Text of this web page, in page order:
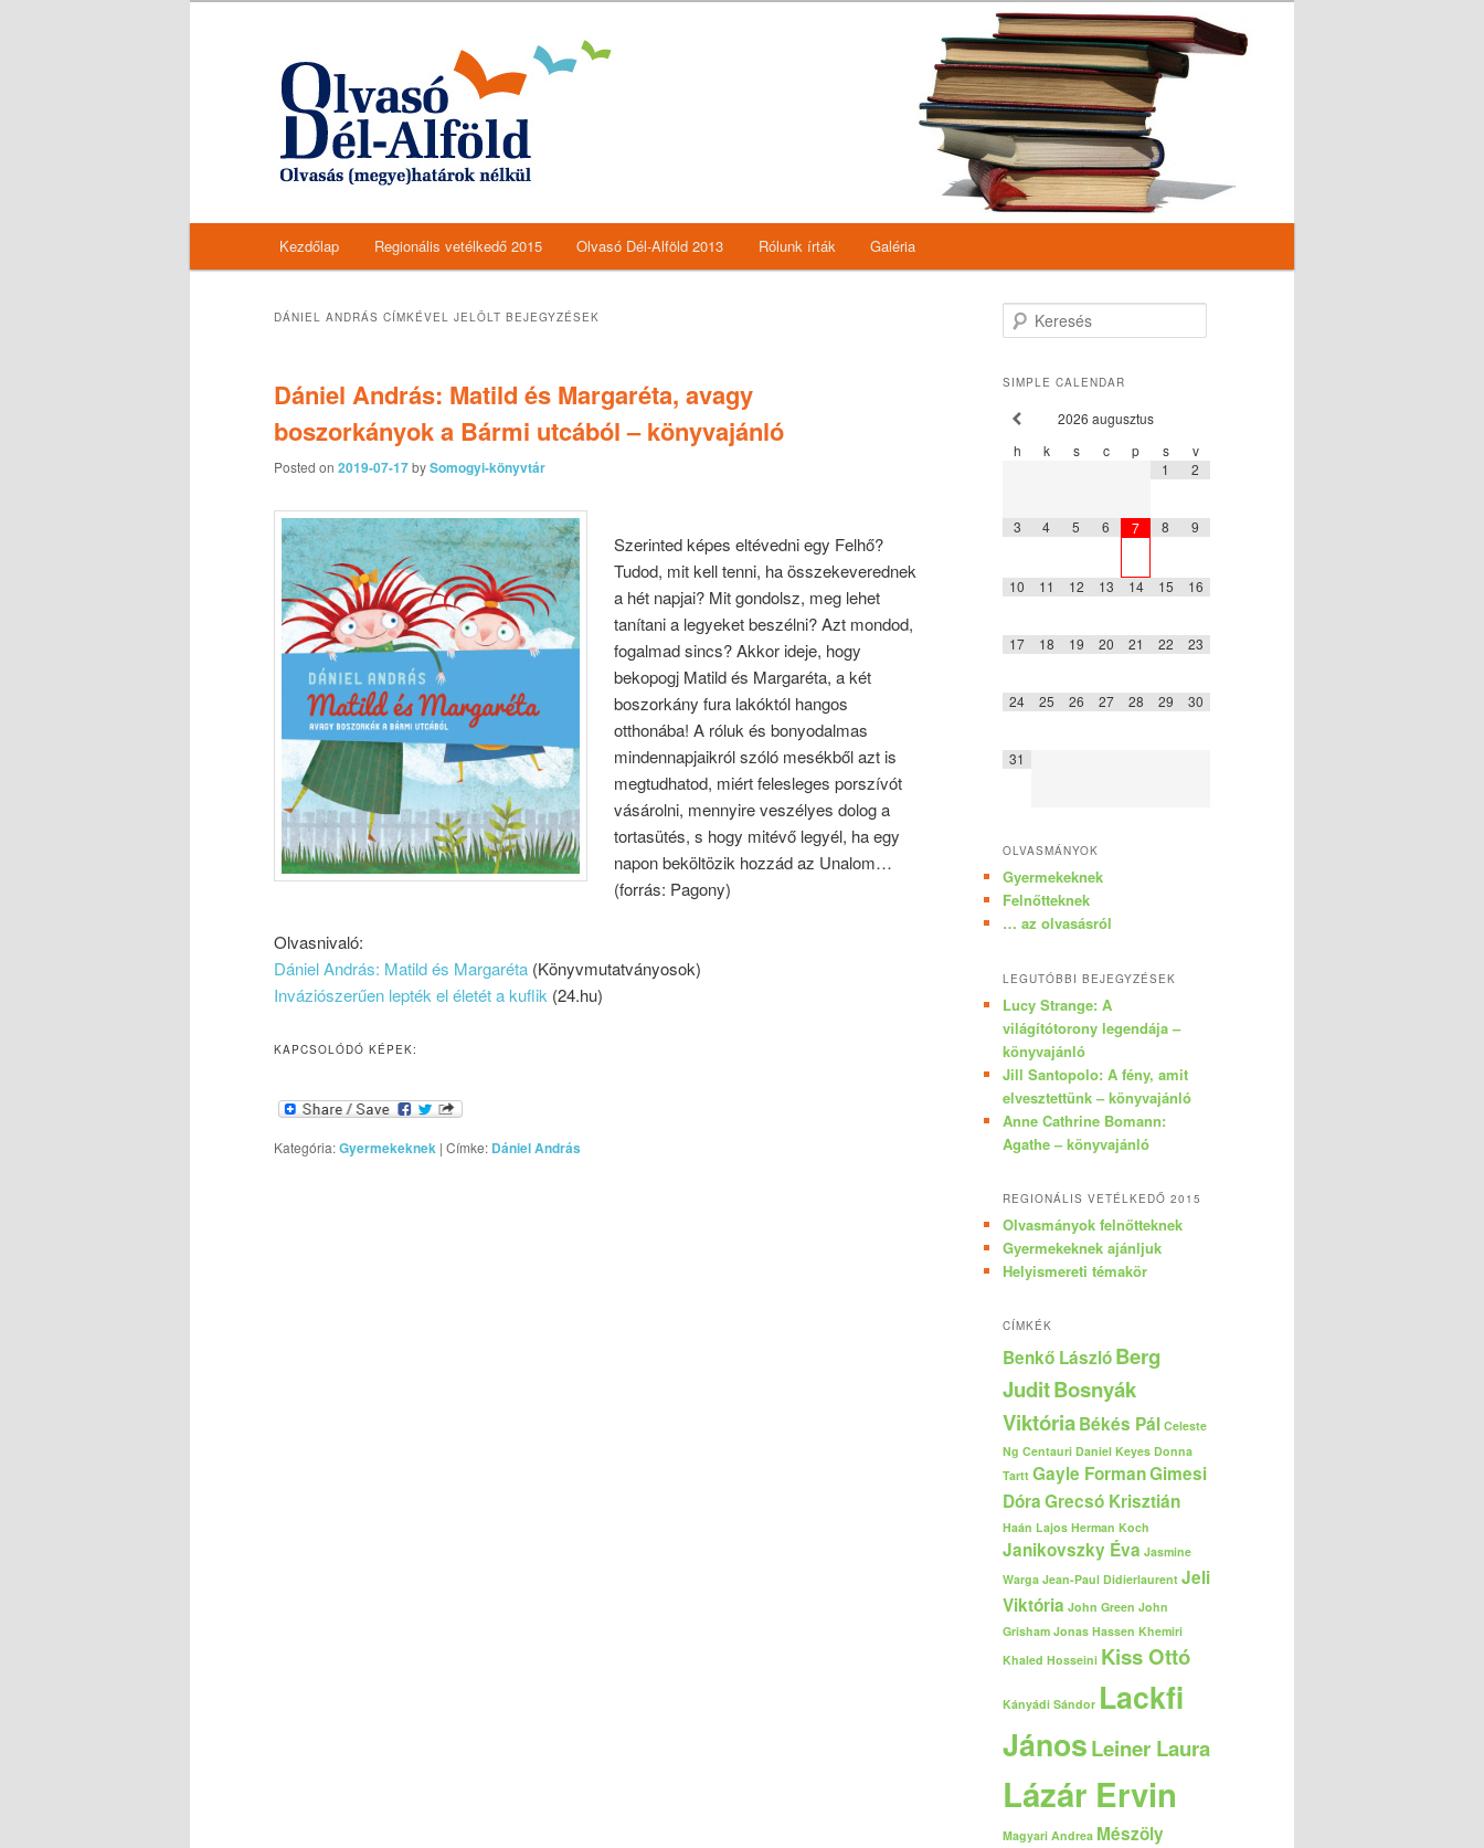
Olvasó Dél-Alföld
Tovább az elsődleges tartalomra
Tovább a másodlagos tartalomra
Kezdőlap Regionális vetélkedő 2015 Olvasó Dél-Alföld 2013 Rólunk írták Galéria
DÁNIEL ANDRÁS CÍMKÉVEL JELÖLT BEJEGYZÉSEK
Dániel András: Matild és Margaréta, avagy
boszorkányok a Bármi utcából – könyvajánló
Posted on 2019-07-17bySomogyi-könyvtár
Szerinted képes eltévedni egy Felhő?
Tudod, mit kell tenni, ha összekeverednek
a hét napjai? Mit gondolsz, meg lehet
tanítani a legyeket beszélni? Azt mondod,
fogalmad sincs? Akkor ideje, hogy
bekopogj Matild és Margaréta, a két
boszorkány fura lakóktól hangos
otthonába! A róluk és bonyodalmas
mindennapjaikról szóló mesékből azt is
megtudhatod, miért felesleges porszívót
vásárolni, mennyire veszélyes dolog a
tortasütés, s hogy mitévő legyél, ha egy
napon beköltözik hozzád az Unalom…
(forrás: Pagony)
Olvasnivaló:
Dániel András: Matild és Margaréta (Könyvmutatványosok)
Inváziószerűen lepték el életét a kuflik (24.hu)
KAPCSOLÓDÓ KÉPEK:
Kategória:Gyermekeknek | Címke: Dániel András
Keresés
SIMPLE CALENDAR
2026 augusztus
h
k s c p s
v
1
2
3 4 5 6 7 8 9
10 11 12 13 14 15 16
17 18 19 20 21 22 23
24 25 26 27 28 29 30
31
OLVASMÁNYOK
Gyermekeknek
Felnőtteknek
… az olvasásról
LEGUTÓBBI BEJEGYZÉSEK
Lucy Strange: A
világítótorony legendája –
könyvajánló
Jill Santopolo: A fény, amit
elvesztettünk – könyvajánló
Anne Cathrine Bomann:
Agathe – könyvajánló
REGIONÁLIS VETÉLKEDŐ 2015
Olvasmányok felnőtteknek
Gyermekeknek ajánljuk
Helyismereti témakör
CÍMKÉK
Benkő LászlóBerg
JuditBosnyák
ViktóriaBékés Pál Celeste
Ng Centauri Daniel Keyes Donna
Tartt Gayle FormanGimesi
DóraGrecsó Krisztián
Haán Lajos Herman Koch
Janikovszky Éva Jasmine
Warga Jean-Paul Didierlaurent Jeli
Viktória John Green John
Grisham Jonas Hassen Khemiri
Khaled Hosseini Kiss Ottó
Kányádi Sándor Lackfi
JánosLeiner Laura
Lázár Ervin
Magyari Andrea Mészöly